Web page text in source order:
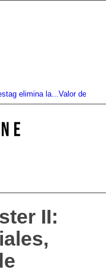
la...Valor del suelo de
II: